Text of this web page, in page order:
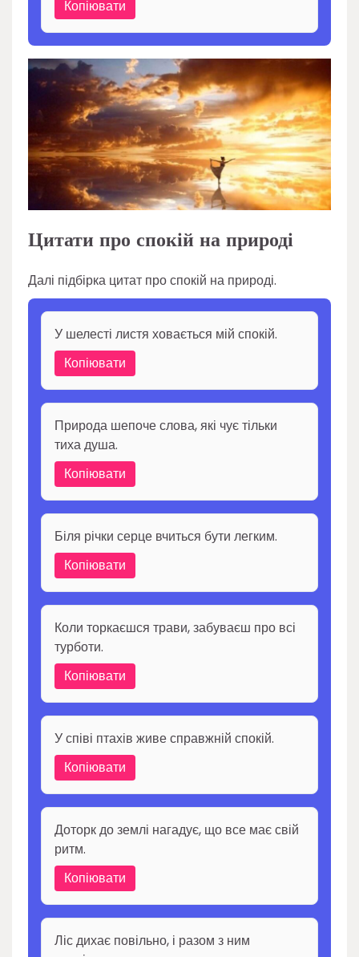
Копіювати
Цитати про спокій на природі
Далі підбірка цитат про спокій на природі.
У шелесті листя ховається мій спокій.
Копіювати
Природа шепоче слова, які чує тільки
тиха душа.
Копіювати
Біля річки серце вчиться бути легким.
Копіювати
Коли торкаєшся трави, забуваєш про всі
турботи.
Копіювати
У співі птахів живе справжній спокій.
Копіювати
Доторк до землі нагадує, що все має свій
ритм.
Копіювати
Ліс дихає повільно, і разом з ним